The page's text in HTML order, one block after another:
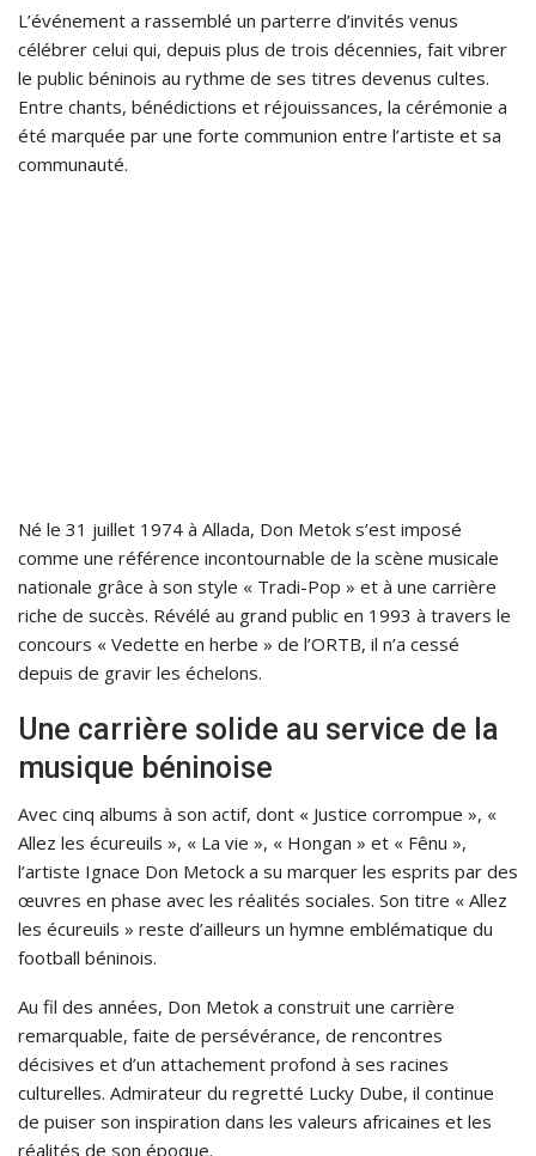
L’événement a rassemblé un parterre d’invités venus
célébrer celui qui, depuis plus de trois décennies, fait vibrer
le public béninois au rythme de ses titres devenus cultes.
Entre chants, bénédictions et réjouissances, la cérémonie a
été marquée par une forte communion entre l’artiste et sa
communauté.
Né le 31 juillet 1974 à Allada, Don Metok s’est imposé
comme une référence incontournable de la scène musicale
nationale grâce à son style « Tradi-Pop » et à une carrière
riche de succès. Révélé au grand public en 1993 à travers le
concours « Vedette en herbe » de l’ORTB, il n’a cessé
depuis de gravir les échelons.
Une carrière solide au service de la
musique béninoise
Avec cinq albums à son actif, dont « Justice corrompue », «
Allez les écureuils », « La vie », « Hongan » et « Fênu »,
l’artiste Ignace Don Metock a su marquer les esprits par des
œuvres en phase avec les réalités sociales. Son titre « Allez
les écureuils » reste d’ailleurs un hymne emblématique du
football béninois.
Au fil des années, Don Metok a construit une carrière
remarquable, faite de persévérance, de rencontres
décisives et d’un attachement profond à ses racines
culturelles. Admirateur du regretté Lucky Dube, il continue
de puiser son inspiration dans les valeurs africaines et les
réalités de son époque.